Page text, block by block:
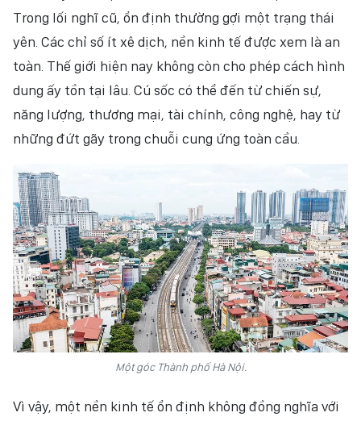
Trong lối nghĩ cũ, ổn định thường gợi một trạng thái
yên. Các chỉ số ít xê dịch, nền kinh tế được xem là an
toàn. Thế giới hiện nay không còn cho phép cách hình
dung ấy tồn tại lâu. Cú sốc có thể đến từ chiến sự,
năng lượng, thương mại, tài chính, công nghệ, hay từ
những đứt gãy trong chuỗi cung ứng toàn cầu.
Một góc Thành phố Hà Nội.
Vì vậy, một nền kinh tế ổn định không đồng nghĩa với